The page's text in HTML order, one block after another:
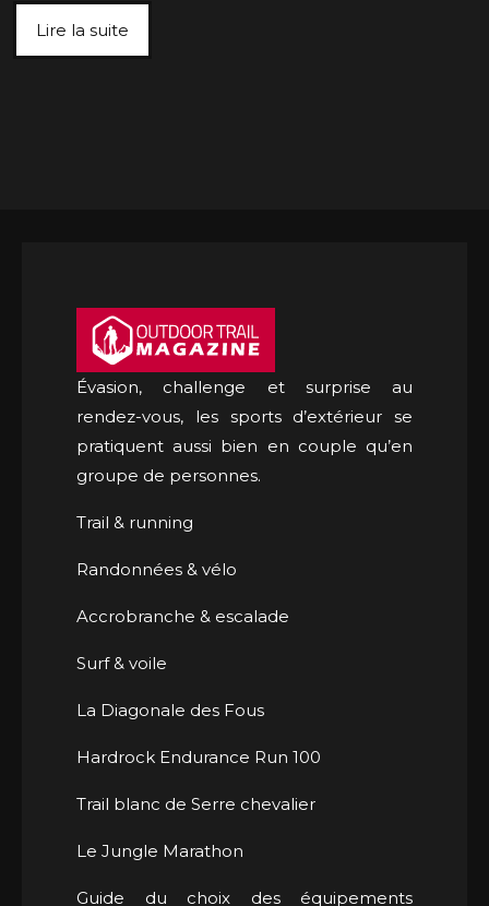
Lire la suite
Évasion, challenge et surprise au
rendez-vous, les sports d’extérieur se
pratiquent aussi bien en couple qu’en
groupe de personnes.
Trail & running
Randonnées & vélo
Accrobranche & escalade
Surf & voile
La Diagonale des Fous
Hardrock Endurance Run 100
Trail blanc de Serre chevalier
Le Jungle Marathon
Guide du choix des équipements